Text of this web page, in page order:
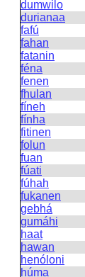
dumwilo
durianaa
fafú
fahan
fatanin
féna
fenen
fhulan
fíneh
fínha
fitinen
folun
fuan
fúati
fúhah
fukanen
gebhá
gumáhi
haat
hawan
henóloni
húma